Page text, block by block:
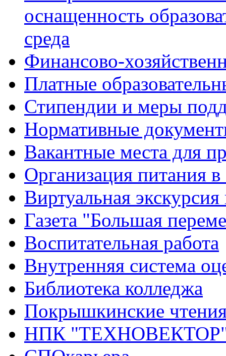
оснащенность
среда
Финансово-
Платные
Стипендии и меры
Нормативные
Вакантные места для
Организация питания в
Виртуальная
Газета "Большая
Воспитательная работа
Внутренняя система
Библиотека колледжа
Покрышкинские
НПК